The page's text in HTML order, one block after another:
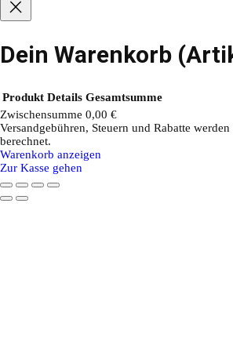
Dein Warenkorb
Produkte
im
Warenkorb
Produkt Details Gesamtsumme
Zwischensumme 0,00 €
Versandgebühren, Steuern und Rabatte
berechnet.
Warenkorb anzeigen
Zur Kasse gehen